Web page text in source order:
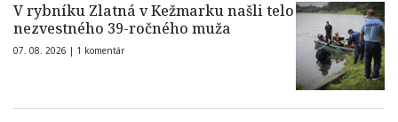
V rybníku Zlatná v Kežmarku našli telo
nezvestného 39-ročného muža
07. 08. 2026 | 1 komentár